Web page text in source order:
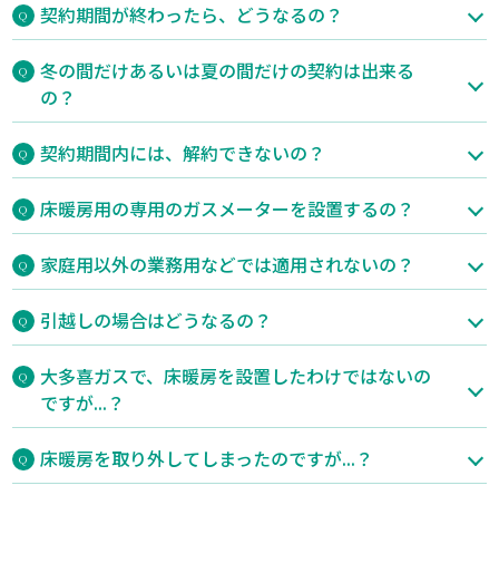
契約期間が終わったら、どうなるの？
冬の間だけあるいは夏の間だけの契約は出来る
の？
契約期間内には、解約できないの？
床暖房用の専用のガスメーターを設置するの？
家庭用以外の業務用などでは適用されないの？
引越しの場合はどうなるの？
大多喜ガスで、床暖房を設置したわけではないの
ですが...？
床暖房を取り外してしまったのですが...？